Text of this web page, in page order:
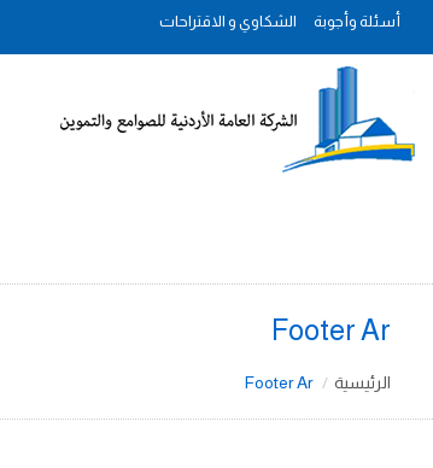
أسئلة وأجوبة الشكاوي و الاقتراحات
Footer Ar
الرئيسية Footer Ar